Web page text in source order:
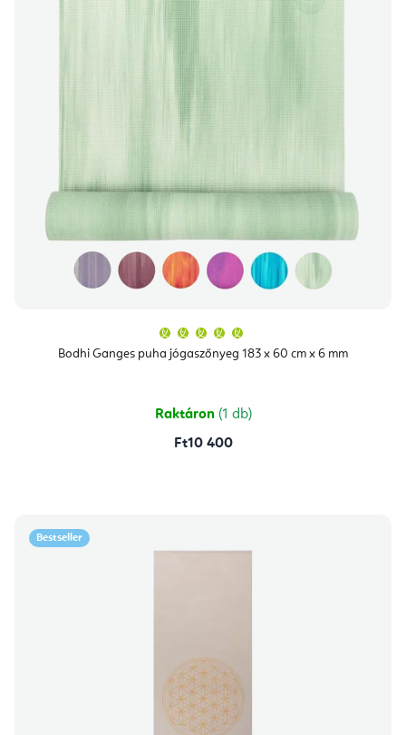
Bodhi Ganges puha jógaszőnyeg 183 x 60 cm x 6 mm
átlagos
értékelése
csillag.
Raktáron (1 db)
Ft10 400
Bestseller